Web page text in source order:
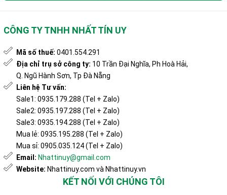
CÔNG TY TNHH NHẤT TÍN UY
Mã số thuế: 0401.554.291
Địa chỉ trụ sở công ty: 10 Trần Đại Nghĩa, Ph Hoà Hải,
Q. Ngũ Hành Sơn, Tp Đà Nẵng
Liên hệ Tư vấn:
Sale1: 0935.179.288 (Tel + Zalo)
Sale2: 0935.197.288 (Tel + Zalo)
Sale3: 0935.194.288 (Tel + Zalo)
Mua lẻ: 0935.195.288 (Tel + Zalo)
Mua sỉ: 0905.035.124 (Tel + Zalo)
Email: Nhattinuy@gmail.com
Website: Nhattinuy.com và Nhattinuy.vn
KẾT NỐI VỚI CHÚNG TÔI